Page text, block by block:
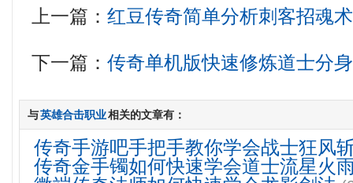
上一篇：红豆传奇简单分析刺客招魂术
下一篇：传奇单机版快速修炼道士分
与英雄合击职业相关的文章有：
传奇手游吧手把手教你学会战士狂风
传奇金手镯如何快速学会道士流星火